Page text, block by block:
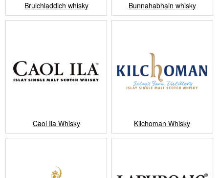
Bruichladdich whisky Bunnahabhain whisky
Caol Ila Whisky Kilchoman Whisky